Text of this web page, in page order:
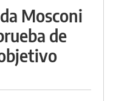
Mosconi
de